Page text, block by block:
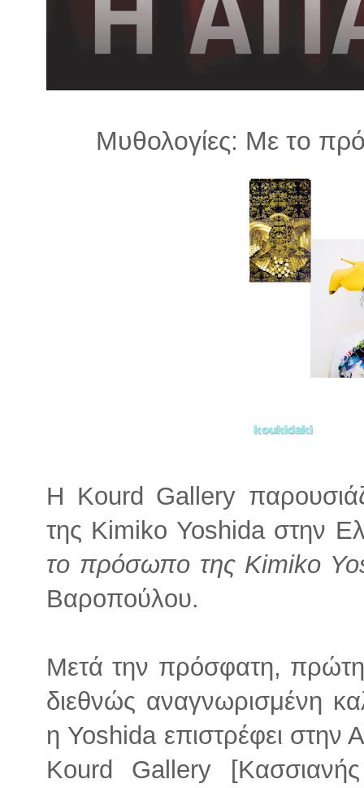
Μυθολογίες: Με το
Η Kourd Gallery
της Kimiko Yoshida στην
το πρόσωπο της Kimiko
Βαροπούλου.
Μετά την πρόσφατη, πρώτη
διεθνώς αναγνωρισμένη
η Yoshida επιστρέφει στην
Kourd Gallery